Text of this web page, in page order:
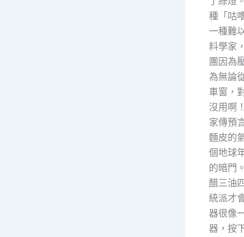
種「咕
一種難
料學家
團因為
為無論
車窗，
沒用啊
家傳預
麵皮的
個地球
的暗門
醋三油
統派才
器很像
器，按